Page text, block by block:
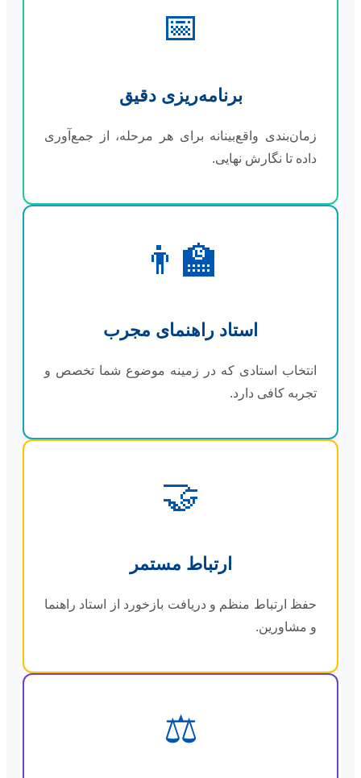
📅
برنامه‌ریزی دقیق
زمان‌بندی واقع‌بینانه برای هر مرحله، از جمع‌آوری
داده تا نگارش نهایی.
👨‍🏫
استاد راهنمای مجرب
انتخاب استادی که در زمینه موضوع شما تخصص و
تجربه کافی دارد.
🤝
ارتباط مستمر
حفظ ارتباط منظم و دریافت بازخورد از استاد راهنما
و مشاورین.
⚖️